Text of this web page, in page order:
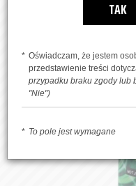
TAK
Oświadczam, że jestem
przedstawienie treści
przypadku braku zgody lub
"Nie")
To pole jest wymagane